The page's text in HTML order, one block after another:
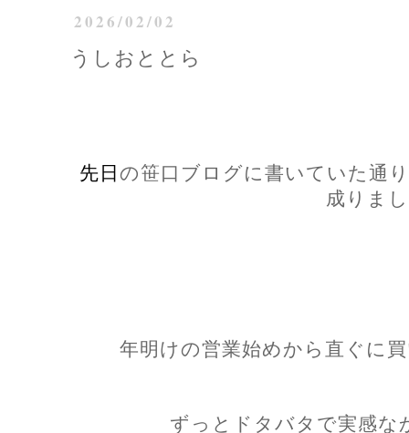
2026/02/02
うしおととら
先日 の笹口ブログに書いていた通
成りま
年明けの営業始めから直ぐに
ずっとドタバタで実感な